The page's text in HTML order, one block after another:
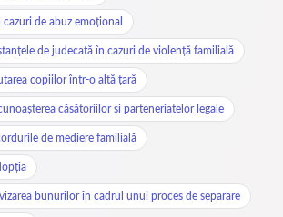
de abuz emoțional
de judecată în cazuri de violență familială
copiilor într-o altă țară
căsătoriilor și parteneriatelor legale
de mediere familială
bunurilor în cadrul unui proces de separare